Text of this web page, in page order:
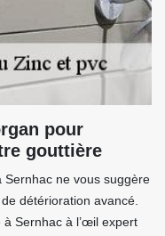
pour
gouttière
ne vous suggère
détérioration avancé.
Sernhac à l’œil expert